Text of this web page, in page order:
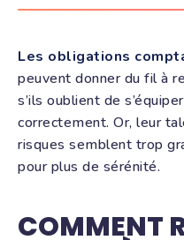
Les obligations
peuvent donner du fil à
s’ils oublient de
correctement. Or, leur
risques semblent trop
pour plus de sérénité.
COMMENT